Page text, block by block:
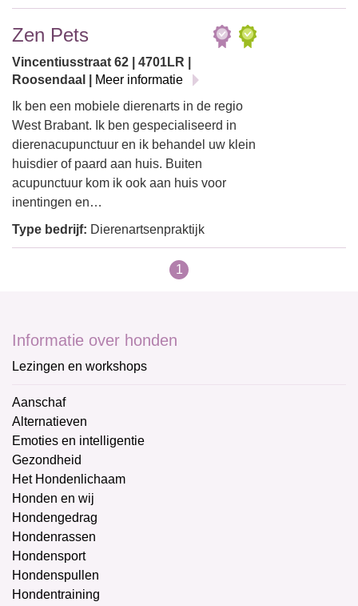
Zen Pets
Vincentiusstraat 62 | 4701LR |
Roosendaal |
Meer informatie
Ik ben een mobiele dierenarts in de regio
West Brabant. Ik ben gespecialiseerd in
dierenacupunctuur en ik behandel uw klein
huisdier of paard aan huis. Buiten
acupunctuur kom ik ook aan huis voor
inentingen en…
Type bedrijf: Dierenartsenpraktijk
1
Informatie over honden
Lezingen en workshops
Aanschaf
Alternatieven
Emoties en intelligentie
Gezondheid
Het Hondenlichaam
Honden en wij
Hondengedrag
Hondenrassen
Hondensport
Hondenspullen
Hondentraining